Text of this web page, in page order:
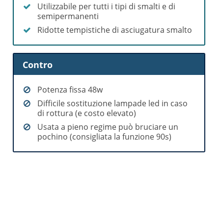
Utilizzabile per tutti i tipi di smalti e di
semipermanenti
Ridotte tempistiche di asciugatura smalto
Contro
Potenza fissa 48w
Difficile sostituzione lampade led in caso
di rottura (e costo elevato)
Usata a pieno regime può bruciare un
pochino (consigliata la funzione 90s)